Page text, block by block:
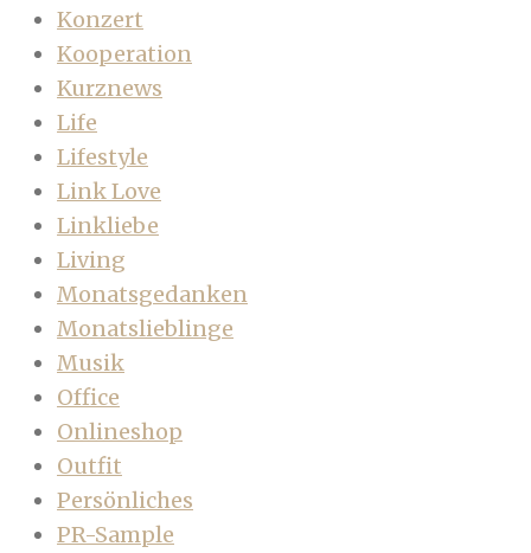
Konzert
Kooperation
Kurznews
Life
Lifestyle
Link Love
Linkliebe
Living
Monatsgedanken
Monatslieblinge
Musik
Office
Onlineshop
Outfit
Persönliches
PR-Sample